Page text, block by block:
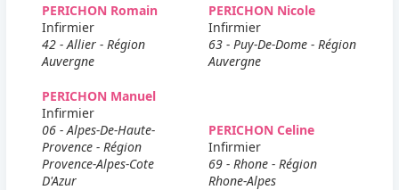
PERICHON Romain
Infirmier
42 - Allier - Région
Auvergne
PERICHON Nicole
Infirmier
63 - Puy-De-Dome - Région
Auvergne
PERICHON Manuel
Infirmier
06 - Alpes-De-Haute-
Provence - Région
Provence-Alpes-Cote
D'Azur
PERICHON Celine
Infirmier
69 - Rhone - Région
Rhone-Alpes